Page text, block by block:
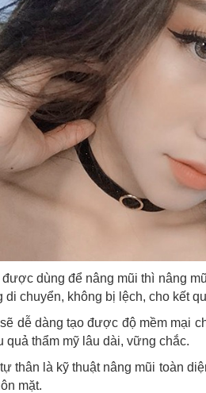
dùng để nâng mũi thì nâng
di chuyển, không bị lệch, cho kết
dễ dàng tạo được độ mềm mại
quả thẩm mỹ lâu dài, vững chắc.
thân là kỹ thuật nâng mũi toàn
mặt.